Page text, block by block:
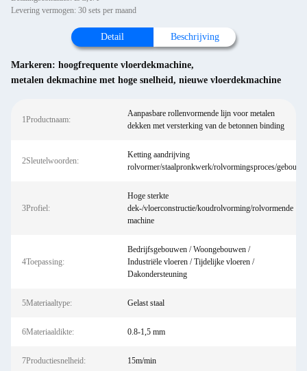
Levering vermogen: 30 sets per maand
Detail Beschrijving
Markeren: hoogfrequente vloerdekmachine,
metalen dekmachine met hoge snelheid, nieuwe vloerdekmachine
1Productnaam:
Aanpasbare rollenvormende lijn voor metalen
dekken met versterking van de betonnen binding
2Sleutelwoorden:
Ketting aandrijving
rolvormer/staalpronkwerk/rolvormingsproces/
3Profiel:
Hoge sterkte
dek-/vloerconstructie/koudrolvorming/rolvormende
machine
4Toepassing:
Bedrijfsgebouwen / Woongebouwen /
Industriële vloeren / Tijdelijke vloeren /
Dakondersteuning
5Materiaaltype: Gelast staal
6Materiaaldikte: 0.8-1,5 mm
7Productiesnelheid: 15m/min